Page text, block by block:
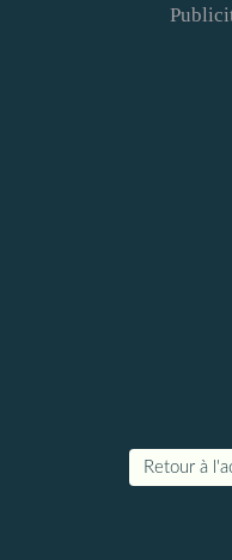
Retour à